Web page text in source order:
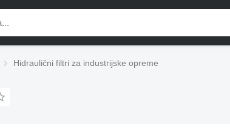
Hidraulični filtri za industrijske opreme